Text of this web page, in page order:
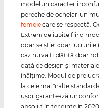
model un caracter
pereche de ochelari un
femeie care se respectă.
Extrem de iubite fiind
doar se ştie: doar
caz nu va fi plătită doar
dată de design şi
înălţime. Modul de
la cele mai înalte
uşor garantează un
absolut în tendinţe în